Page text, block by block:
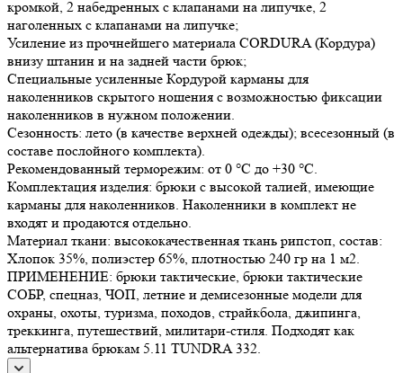
кромкой, 2 набедренных с клапанами на липучке, 2
наголенных с клапанами на липучке;
Усиление из прочнейшего материала CORDURA (Кордура)
внизу штанин и на задней части брюк;
Специальные усиленные Кордурой карманы для
наколенников скрытого ношения с возможностью фиксации
наколенников в нужном положении.
Сезонность: лето (в качестве верхней одежды); всесезонный (в
составе послойного комплекта).
Рекомендованный терморежим: от 0 °C до +30 °C.
Комплектация изделия: брюки с высокой талией, имеющие
карманы для наколенников. Наколенники в комплект не
входят и продаются отдельно.
Материал ткани: высококачественная ткань рипстоп, состав:
Хлопок 35%, полиэстер 65%, плотностью 240 гр на 1 м2.
ПРИМЕНЕНИЕ: брюки тактические, брюки тактические
СОБР, спецназ, ЧОП, летние и демисезонные модели для
охраны, охоты, туризма, походов, страйкбола, джипинга,
треккинга, путешествий, милитари-стиля. Подходят как
альтернатива брюкам 5.11 TUNDRA 332.